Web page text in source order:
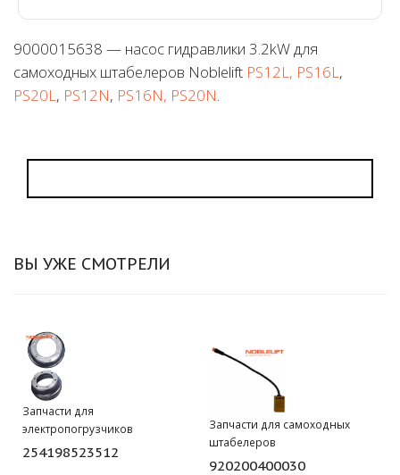
9000015638 — насос гидравлики 3.2kW для
самоходных штабелеров Noblelift PS12L, PS16L,
PS20L, PS12N, PS16N, PS20N.
ВЫ УЖЕ СМОТРЕЛИ
Запчасти для
электропогрузчиков
254198523512
Запчасти для самоходных
штабелеров
920200400030